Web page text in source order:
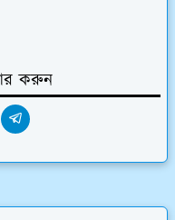
করুন